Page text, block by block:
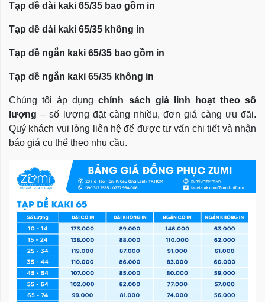
Tạp dề dài kaki 65/35 bao gồm in
Tạp dề dài kaki 65/35 không in
Tạp dề ngắn kaki 65/35 bao gồm in
Tạp dề ngắn kaki 65/35 không in
Chúng tôi áp dụngchính sách giá linh hoạt theo số
lượng – số lượng đặt càng nhiều, đơn giá càng ưu đãi.
Quý khách vui lòng liên hệ để được tư vấn chi tiết và nhận
báo giá cụ thể theo nhu cầu.